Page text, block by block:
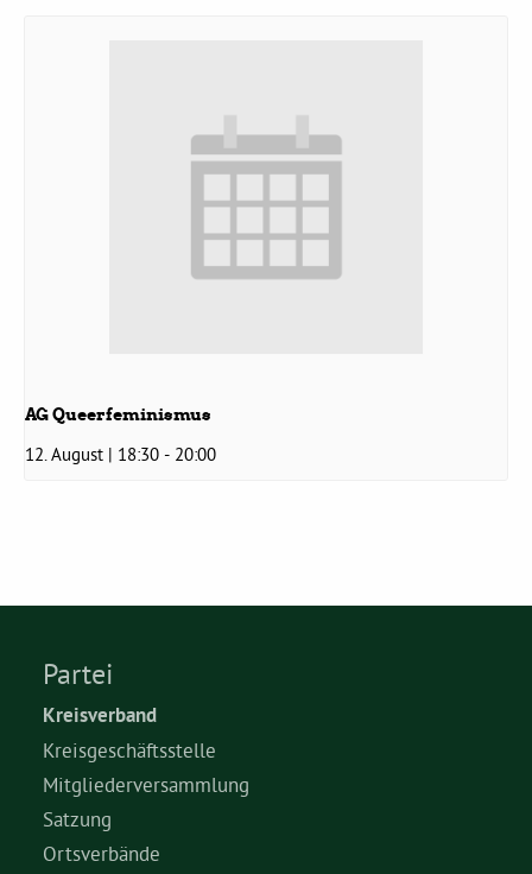
AG Queerfeminismus
12. August | 18:30 - 20:00
Partei
Kreisverband
Kreisgeschäftsstelle
Mitgliederversammlung
Satzung
Ortsverbände